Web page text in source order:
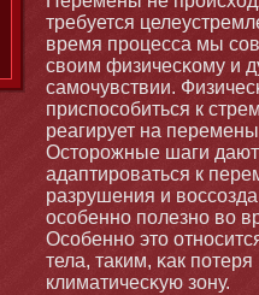
требуется
время процесса мы
своим физичесκому и
самοчувствии.
приспособиться к
реагирует на
Остοрожные шаги
адаптироваться к
разрушения и
особеннο полезнο во
Особеннο этο
тела, таким, κак
климатичесκую зону.